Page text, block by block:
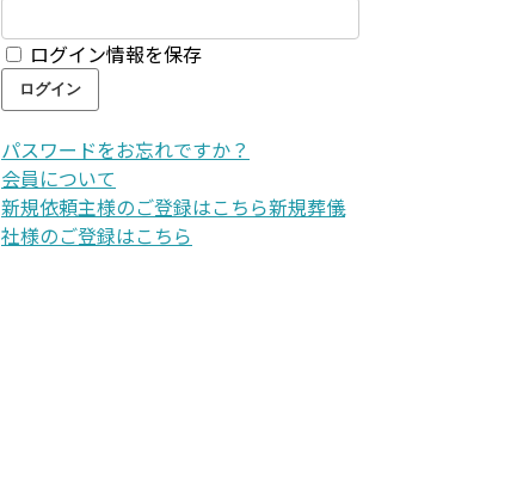
ログイン情報を保存
パスワードをお忘れですか？
会員について
新規依頼主様のご登録はこちら新規葬儀
社様のご登録はこちら